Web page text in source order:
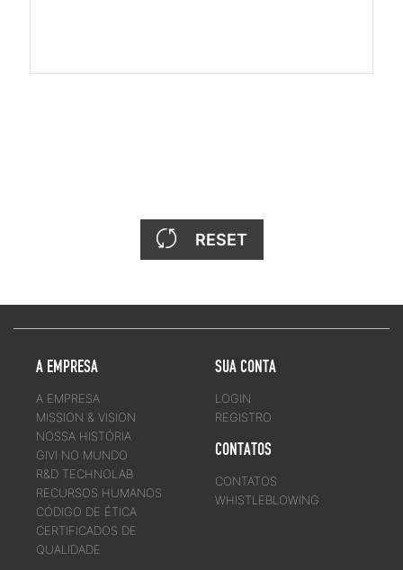
RESET
A EMPRESA
A EMPRESA
MISSION & VISION
NOSSA HISTÓRIA
GIVI NO MUNDO
R&D TECHNOLAB
RECURSOS HUMANOS
CÓDIGO DE ÉTICA
CERTIFICADOS DE
QUALIDADE
SUA CONTA
LOGIN
REGISTRO
CONTATOS
CONTATOS
WHISTLEBLOWING